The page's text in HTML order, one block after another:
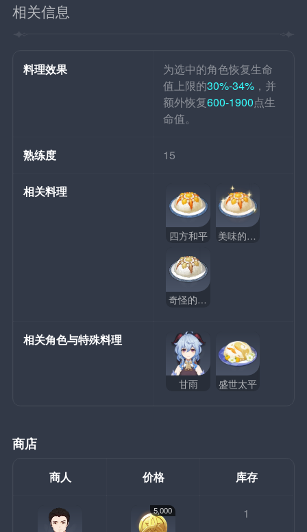
相关信息
料理效果
为选中的角色恢复生命
值上限的30%-34% ，并
额外恢复600-1900点生
命值。
熟练度 15
相关料理
四方和平 美味的四方和平
奇怪的四方和平
相关角色与特殊料理
甘雨 盛世太平
商店
商人 价格 库存
5,000 1